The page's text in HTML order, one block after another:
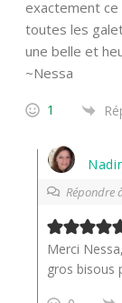
exactement ce
toutes les
une belle et
~Nessa
1
Répondre
Merci
gros bisous